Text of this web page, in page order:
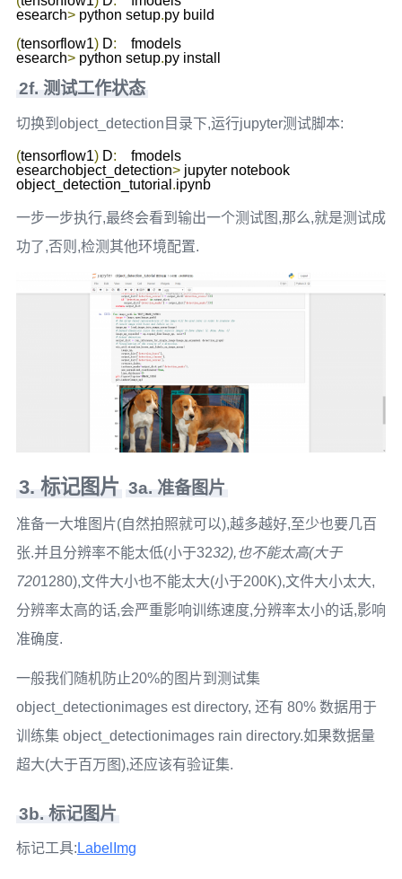
esearch> python setup.py build
(tensorflow1) D:
esearch> python setup.py install
2f. 测试工作状态
切换到object_detection目录下,运行jupyter测试脚本:
(tensorflow1) D:
esearchobject_detection> jupyter notebook
object_detection_tutorial .ipynb
一步一步执行,最终会看到输出一个测试图,那么,就是测试成
功了,否则,检测其他环境配置.
3. 标记图片 3a. 准备图片
准备一大堆图片(自然拍照就可以),越多越好,至少也要几百
张.并且分辨率不能太低(小于3232),也不能太高(大于
7201280),文件大小也不能太大(小于200K),文件大小太大,
分辨率太高的话,会严重影响训练速度,分辨率太小的话,影响
准确度.
一般我们随机防止20%的图片到测试集
object_detectionimages est directory, 还有 80% 数据用于
训练集 object_detectionimages rain directory.如果数据量
超大(大于百万图),还应该有验证集.
3b. 标记图片
标记工具: LabelImg